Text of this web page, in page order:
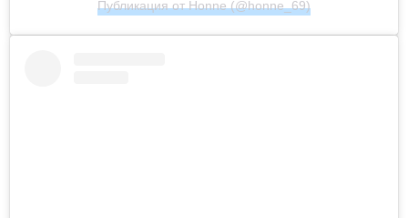
Публикация от Honne (@honne_69)